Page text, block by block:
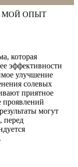
МОЙ ОПЫТ
которая
эффективности
улучшение
солевых
приятное
могут
перед